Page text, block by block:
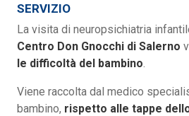
SERVIZIO
La visita di neuropsichiatria
Centro Don Gnocchi di Salerno
le difficoltà del bambino
Viene raccolta dal medico
bambino, rispetto alle tappe